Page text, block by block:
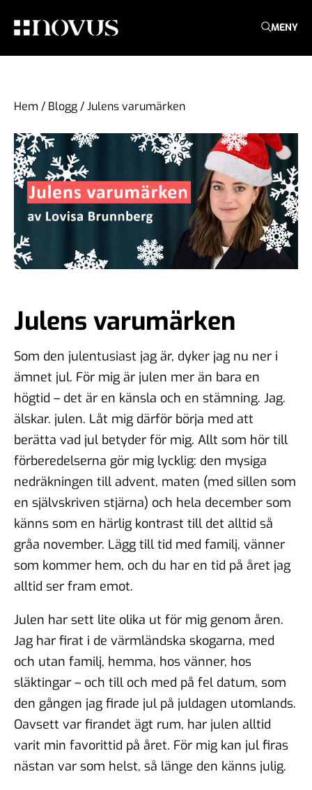
MENY
Hem / Blogg/Julens varumärken
Julens varumärken
Som den julentusiast jag är, dyker jag nu ner i
ämnet jul. För mig är julen mer än bara en
högtid – det är en känsla och en stämning. Jag.
älskar. julen. Låt mig därför börja med att
berätta vad jul betyder för mig. Allt som hör till
förberedelserna gör mig lycklig: den mysiga
nedräkningen till advent, maten (med sillen som
en självskriven stjärna) och hela december som
känns som en härlig kontrast till det alltid så
gråa november. Lägg till tid med familj, vänner
som kommer hem, och du har en tid på året jag
alltid ser fram emot.
Julen har sett lite olika ut för mig genom åren.
Jag har firat i de värmländska skogarna, med
och utan familj, hemma, hos vänner, hos
släktingar – och till och med på fel datum, som
den gången jag firade jul på juldagen utomlands.
Oavsett var firandet ägt rum, har julen alltid
varit min favorittid på året. För mig kan jul firas
nästan var som helst, så länge den känns julig.